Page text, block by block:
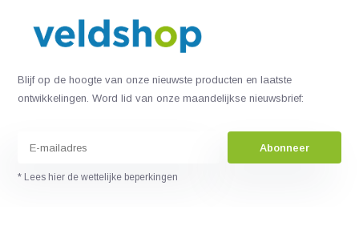
Blijf op de hoogte van onze nieuwste producten en laatste
ontwikkelingen. Word lid van onze maandelijkse nieuwsbrief:
Abonneer
* Lees hier de wettelijke beperkingen